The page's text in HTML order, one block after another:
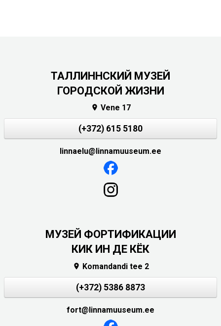
ТАЛЛИННСКИЙ МУЗЕЙ
ГОРОДСКОЙ ЖИЗНИ
 Vene 17
(+372) 615 5180
linnaelu@linnamuuseum.ee
МУЗЕЙ ФОРТИФИКАЦИИ
КИК ИН ДЕ КЁК
 Komandandi tee 2
(+372) 5386 8873
fort@linnamuuseum.ee